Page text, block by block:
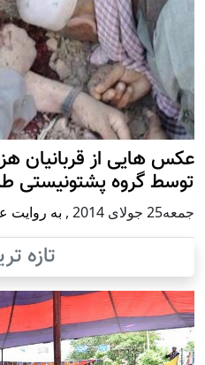
عکس هایی از قربانیان
توسط گروه پشتونیستی
جمعه25 جولای 2014 , به روایت
تازه